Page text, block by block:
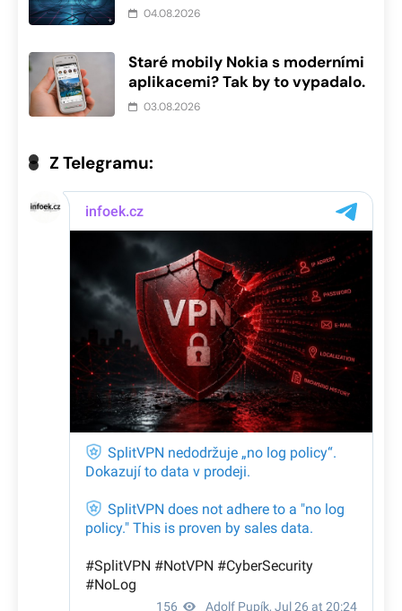
04.08.2026
Staré mobily Nokia s moderními
aplikacemi? Tak by to vypadalo.
03.08.2026
Z Telegramu: